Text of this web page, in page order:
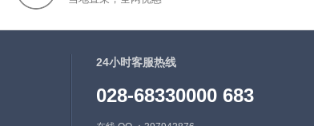
24小时客服热线
028-68330000 683